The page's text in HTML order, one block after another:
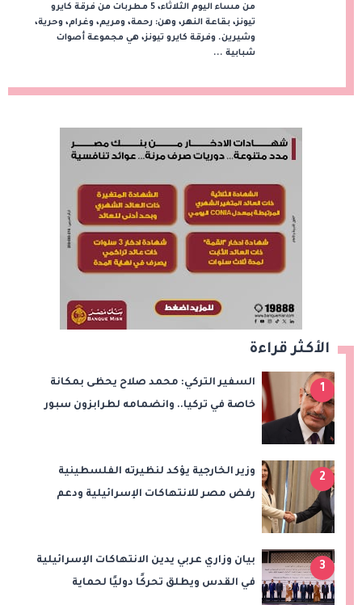
من مساء اليوم الثلاثاء، 5 مطربات من فرقة كايرو
تيونز، بقاعة النهر، وهن: رحمة، ومريم، وغرام، وحرية،
وشيرين. وفرقة كايرو تيونز، هي مجموعة أصوات
شبابية ...
الأكثر قراءة
1
السفير التركي: محمد صلاح يحظى بمكانة
خاصة في تركيا.. وانضمامه لطرابزون سبور
2
وزير الخارجية يؤكد لنظيرته الفلسطينية
رفض مصر للانتهاكات الإسرائيلية ودعم
3
بيان وزاري عربي يدين الانتهاكات الإسرائيلية
في القدس ويطلق تحركًا دوليًا لحماية